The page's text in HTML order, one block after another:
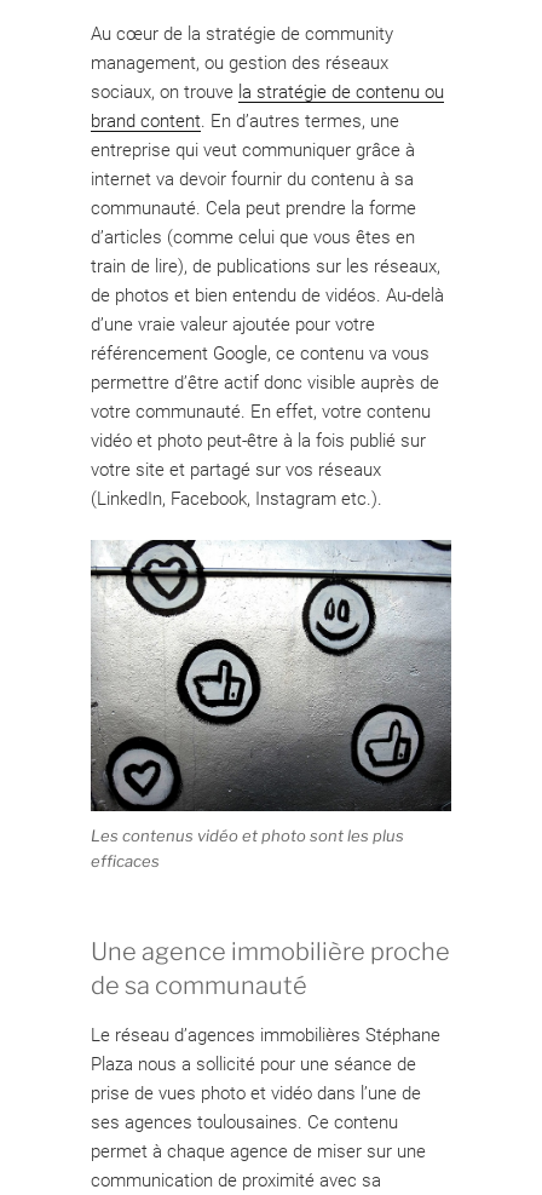
Au cœur de la stratégie de community
management, ou gestion des réseaux
sociaux, on trouve la stratégie de contenu ou
brand content. En d’autres termes, une
entreprise qui veut communiquer grâce à
internet va devoir fournir du contenu à sa
communauté. Cela peut prendre la forme
d’articles (comme celui que vous êtes en
train de lire), de publications sur les réseaux,
de photos et bien entendu de vidéos. Au-delà
d’une vraie valeur ajoutée pour votre
référencement Google, ce contenu va vous
permettre d’être actif donc visible auprès de
votre communauté. En effet, votre contenu
vidéo et photo peut-être à la fois publié sur
votre site et partagé sur vos réseaux
(LinkedIn, Facebook, Instagram etc.).
Les contenus vidéo et photo sont les plus
efficaces
Une agence immobilière proche
de sa communauté
Le réseau d’agences immobilières Stéphane
Plaza nous a sollicité pour une séance de
prise de vues photo et vidéo dans l’une de
ses agences toulousaines. Ce contenu
permet à chaque agence de miser sur une
communication de proximité avec sa